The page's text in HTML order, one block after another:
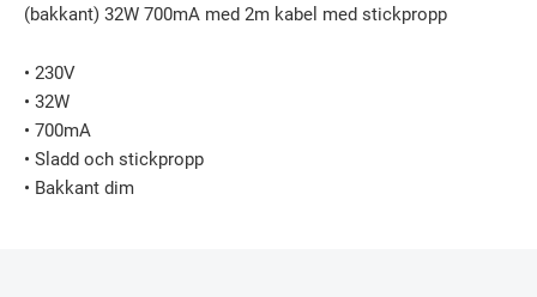
(bakkant) 32W 700mA med 2m kabel med stickpropp
• 230V
• 32W
• 700mA
• Sladd och stickpropp
• Bakkant dim